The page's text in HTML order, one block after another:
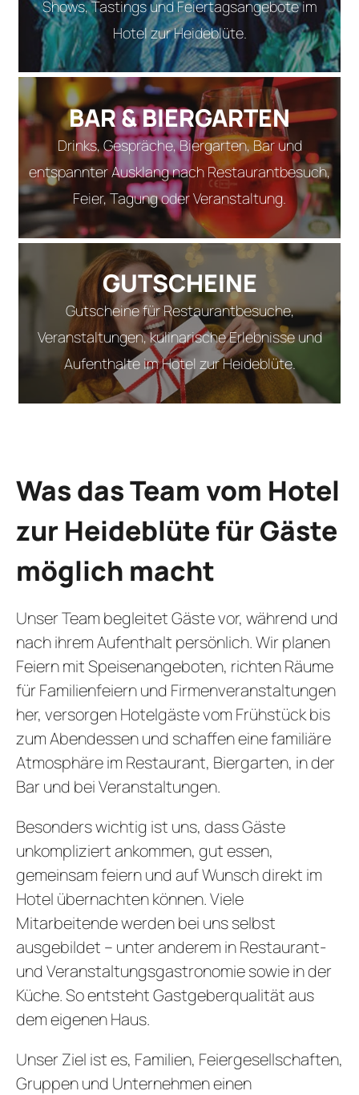
Shows, Tastings und Feiertagsangebote im
Hotel zur Heideblüte.
BAR & BIERGARTEN
Drinks, Gespräche, Biergarten, Bar und
entspannter Ausklang nach Restaurantbesuch,
Feier, Tagung oder Veranstaltung.
GUTSCHEINE
Gutscheine für Restaurantbesuche,
Veranstaltungen, kulinarische Erlebnisse und
Aufenthalte im Hotel zur Heideblüte.
Was das Team vom Hotel
zur Heideblüte für Gäste
möglich macht
Unser Team begleitet Gäste vor, während und
nach ihrem Aufenthalt persönlich. Wir planen
Feiern mit Speisenangeboten, richten Räume
für Familienfeiern und Firmenveranstaltungen
her, versorgen Hotelgäste vom Frühstück bis
zum Abendessen und schaffen eine familiäre
Atmosphäre im Restaurant, Biergarten, in der
Bar und bei Veranstaltungen.
Besonders wichtig ist uns, dass Gäste
unkompliziert ankommen, gut essen,
gemeinsam feiern und auf Wunsch direkt im
Hotel übernachten können. Viele
Mitarbeitende werden bei uns selbst
ausgebildet – unter anderem in Restaurant-
und Veranstaltungsgastronomie sowie in der
Küche. So entsteht Gastgeberqualität aus
dem eigenen Haus.
Unser Ziel ist es, Familien, Feiergesellschaften,
Gruppen und Unternehmen einen